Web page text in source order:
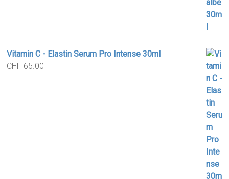
Vitamin C - Elastin Serum Pro Intense 30ml
CHF 65.00